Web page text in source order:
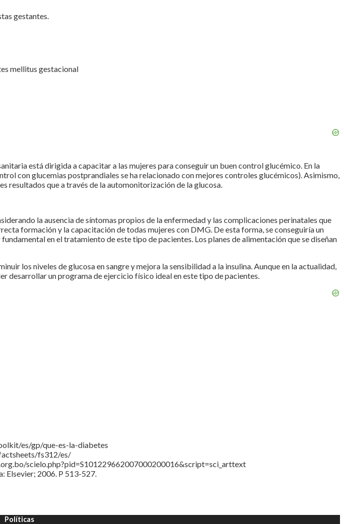
gestantes.
mellitus gestacional
está dirigida a capacitar a las mujeres para conseguir un buen control glucémico. En la
con glucemias postprandiales se ha relacionado con mejores controles glucémicos). Asimismo,
resultados que a través de la automonitorización de la glucosa.
la ausencia de síntomas propios de la enfermedad y las complicaciones perinatales que
formación y la capacitación de todas mujeres con DMG. De esta forma, se conseguiría un
en el tratamiento de este tipo de pacientes. Los planes de alimentación que se diseñan
los niveles de glucosa en sangre y mejora la sensibilidad a la insulina. Aunque en la actualidad,
desarrollar un programa de ejercicio físico ideal en este tipo de pacientes.
es/gp/que-es-la-diabetes
fs312/es/
scielo.php?pid=S101229662007000200016&script=sci_arttext
Elsevier; 2006. P 513-527.
Políticas